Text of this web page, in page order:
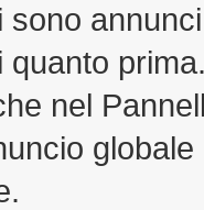
sono
nel